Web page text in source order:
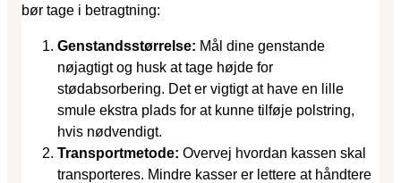
bør tage i betragtning:
Genstandsstørrelse: Mål dine genstande
nøjagtigt og husk at tage højde for
stødabsorbering. Det er vigtigt at have en lille
smule ekstra plads for at kunne tilføje polstring,
hvis nødvendigt.
Transportmetode: Overvej hvordan kassen skal
transporteres. Mindre kasser er lettere at håndtere